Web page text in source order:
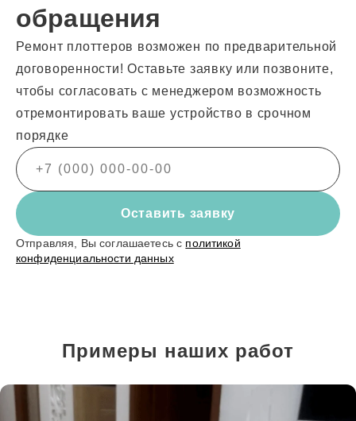
обращения
Ремонт плоттеров возможен по предварительной
договоренности! Оставьте заявку или позвоните,
чтобы согласовать с менеджером возможность
отремонтировать ваше устройство в срочном
порядке
Оставить заявку
Отправляя, Вы соглашаетесь с политикой
конфиденциальности данных
Примеры наших работ